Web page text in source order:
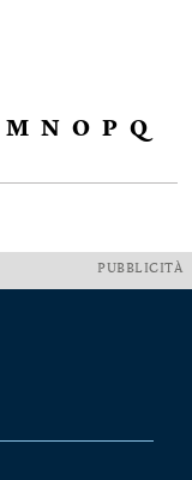
M N O P Q
PUBBLICITÀ